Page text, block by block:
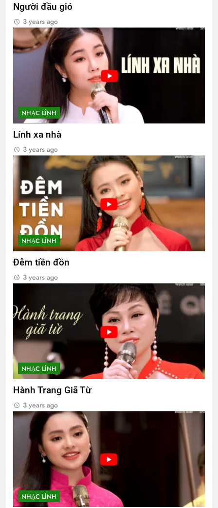
Người đầu gió
3 years ago
NHẠC LÍNH
Lính xa nhà
3 years ago
NHẠC LÍNH
Đêm tiền đồn
3 years ago
NHẠC LÍNH
Hành Trang Giã Từ
3 years ago
NHẠC LÍNH